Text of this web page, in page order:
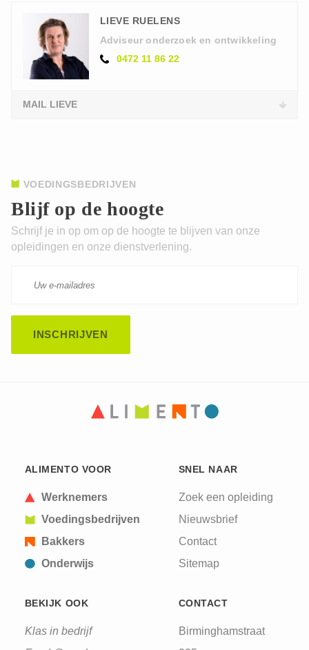
LIEVE RUELENS
Adviseur onderzoek en ontwikkeling
0472 11 86 22
MAIL LIEVE
submissions.
Blijf op de hoogte
VOEDINGSBEDRIJVEN
Schrijf je in op om op de hoogte te blijven van onze
opleidingen en onze dienstverlening.
ALIMENTO VOOR
Werknemers
Voedingsbedrijven
Bakkers
Onderwijs
SNEL NAAR
Zoek een opleiding
Nieuwsbrief
Contact
Sitemap
BEKIJK OOK
Klas in bedrijf
CONTACT
Birminghamstraat